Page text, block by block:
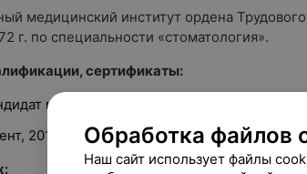
медицинский институт ордена Трудового
г. по специальности «стоматология».
сертификаты:
медицинских наук, 2007 г.
2010 г.
Обработка файлов
Наш сайт использует файлы